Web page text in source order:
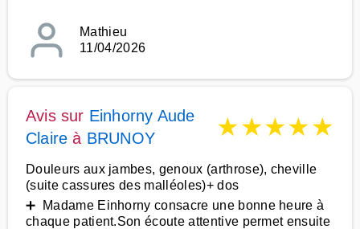
Mathieu
11/04/2026
Avis sur Einhorny Aude
Claire à BRUNOY ★★★★★
Douleurs aux jambes, genoux (arthrose), cheville
(suite cassures des malléoles)+ dos
➕ Madame Einhorny consacre une bonne heure à
chaque patient.Son écoute attentive permet ensuite